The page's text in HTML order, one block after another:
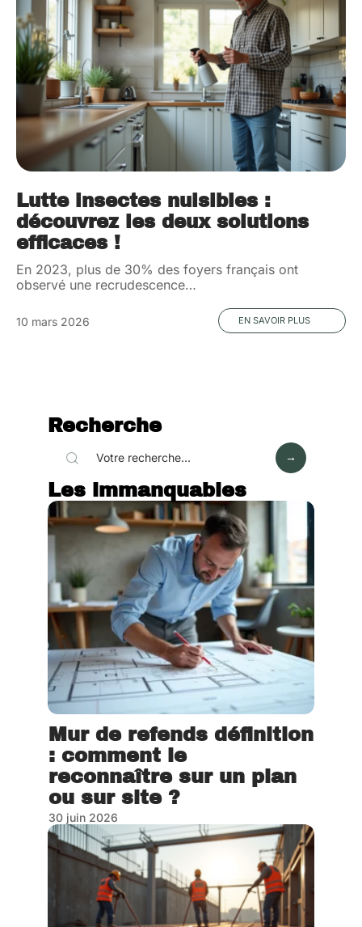
Lutte insectes nuisibles :
découvrez les deux solutions
efficaces !
En 2023, plus de 30% des foyers français ont
observé une recrudescence…
10 mars 2026 EN SAVOIR PLUS
Recherche
Les immanquables
Mur de refends définition
: comment le
reconnaître sur un plan
ou sur site ?
30 juin 2026